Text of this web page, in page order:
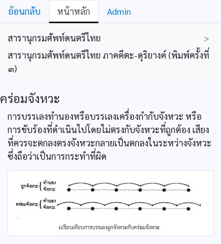
ย้อนกลับ หน้าหลัก Admin
สารานุกรมศัพท์ดนตรีไทย
>
สารานุกรมศัพท์ดนตรีไทย ภาคคีตะ-ดุริยางค์ (พิมพ์ครั้งที่
๓)
คร่อมจังหวะ
การบรรเลงทำนองหรือบรรเลงเครื่องกำกับจังหวะ หรือ
การขับร้องที่ดำเนินไปโดยไม่ตรงกับจังหวะที่ถูกต้อง เสียง
ที่ควรจะตกลงตรงจังหวะกลายเป็นตกลงในระหว่างจังหวะ
ซึ่งถือว่าเป็นการกระทำที่ผิด